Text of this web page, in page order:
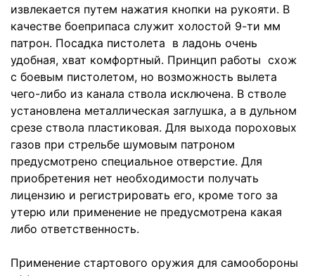
извлекается путем нажатия кнопки на рукояти. В
качестве боеприпаса служит холостой 9-ти мм
патрон. Посадка пистолета в ладонь очень
удобная, хват комфортный. Принцип работы схож
с боевым пистолетом, но возможность вылета
чего-либо из канала ствола исключена. В стволе
установлена металлическая заглушка, а в дульном
срезе ствола пластиковая. Для выхода пороховых
газов при стрельбе шумовым патроном
предусмотрено специальное отверстие. Для
приобретения нет необходимости получать
лицензию и регистрировать его, кроме того за
утерю или применение не предусмотрена какая
либо ответственность.
Применение стартового оружия для самообороны